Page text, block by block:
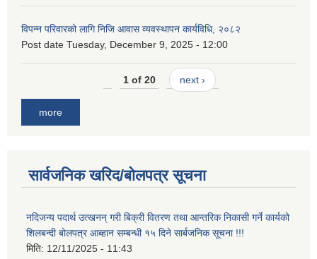
विपन्न परिवारको लागि निजि आवास व्यवस्थापन कार्यविधि, २०८२
Post date Tuesday, December 9, 2025 - 12:00
1 of 20 next ›
more
सार्वजनिक खरिद/बोलपत्र सूचना
नदिजन्य पदार्थ उत्खनन् गरी बिक्री वितरण तथा आन्तरिक निकासी गर्ने कार्यको
शिलबन्दी बोलपत्र आब्हान सम्बन्धी १५ दिने सार्बजनिक सूचना !!!
मिति: 12/11/2025 - 11:43